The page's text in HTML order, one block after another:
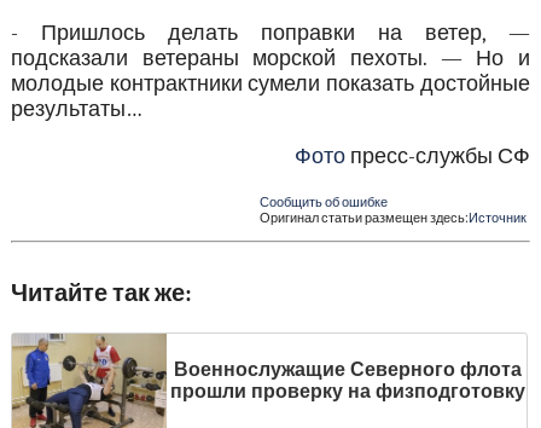
- Пришлось делать поправки на ветер, —
подсказали ветераны морской пехоты. — Но и
молодые контрактники сумели показать достойные
результаты…
Фото пресс-службы СФ
Сообщить об ошибке
Оригинал статьи размещен здесь:Источник
Читайте так же:
Военнослужащие Северного флота
прошли проверку на физподготовку